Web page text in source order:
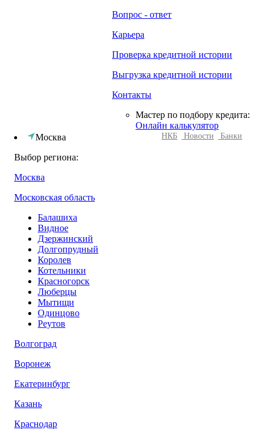
Вопрос - ответ
Карьера
Проверка кредитной истории
Выгрузка кредитной истории
Контакты
Мастер по подбору кредита:
Онлайн калькулятор
Москва
Выбор региона:
Москва
Московская область
Балашиха
Видное
Дзержинский
Долгопрудный
Королев
Котельники
Красногорск
Люберцы
Мытищи
Одинцово
Реутов
Волгоград
Воронеж
Екатеринбург
Казань
Краснодар
НКБ Новости Банки